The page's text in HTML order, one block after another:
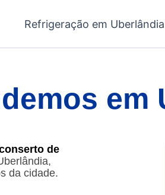
Refrigeração em Uberlândia
em
de
da cidade.